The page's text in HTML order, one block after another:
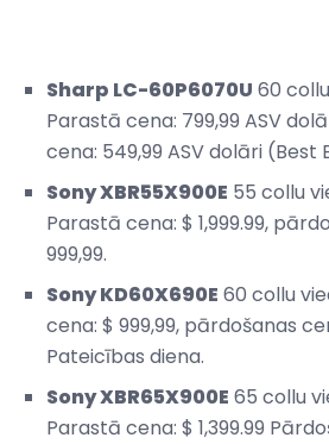
Sharp LC-60P6070U 60
Parastā cena: 799,99 ASV
cena: 549,99 ASV dolāri (Best
Sony XBR55X900E 55 collu
Parastā cena: $ 1,999.99,
999,99.
Sony KD60X690E 60 collu
cena: $ 999,99, pārdošanas
Pateicības diena.
Sony XBR65X900E 65 collu
Parastā cena: $ 1,399.99